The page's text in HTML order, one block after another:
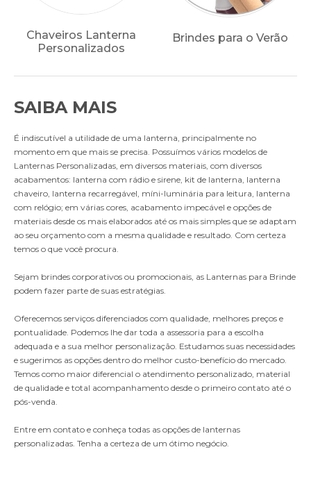
Chaveiros Lanterna
Personalizados
Brindes para o Verão
SAIBA MAIS
É indiscutível a utilidade de uma lanterna, principalmente no
momento em que mais se precisa. Possuímos vários modelos de
Lanternas Personalizadas, em diversos materiais, com diversos
acabamentos: lanterna com rádio e sirene, kit de lanterna, lanterna
chaveiro, lanterna recarregável, míni-luminária para leitura, lanterna
com relógio; em várias cores, acabamento impecável e opções de
materiais desde os mais elaborados até os mais simples que se adaptam
ao seu orçamento com a mesma qualidade e resultado. Com certeza
temos o que você procura.
Sejam brindes corporativos ou promocionais, as Lanternas para Brinde
podem fazer parte de suas estratégias.
Oferecemos serviços diferenciados com qualidade, melhores preços e
pontualidade. Podemos lhe dar toda a assessoria para a escolha
adequada e a sua melhor personalização. Estudamos suas necessidades
e sugerimos as opções dentro do melhor custo-benefício do mercado.
Temos como maior diferencial o atendimento personalizado, material
de qualidade e total acompanhamento desde o primeiro contato até o
pós-venda.
Entre em contato e conheça todas as opções de lanternas
personalizadas. Tenha a certeza de um ótimo negócio.